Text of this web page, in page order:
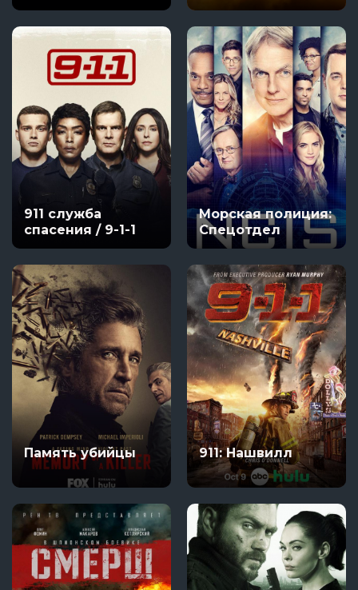
911 служба
спасения / 9-1-1
Морская полиция:
Спецотдел
Память убийцы 911: Нашвилл